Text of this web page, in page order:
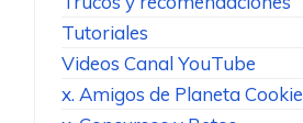
Tutoriales
Videos Canal YouTube
x. Amigos de Planeta Cookie